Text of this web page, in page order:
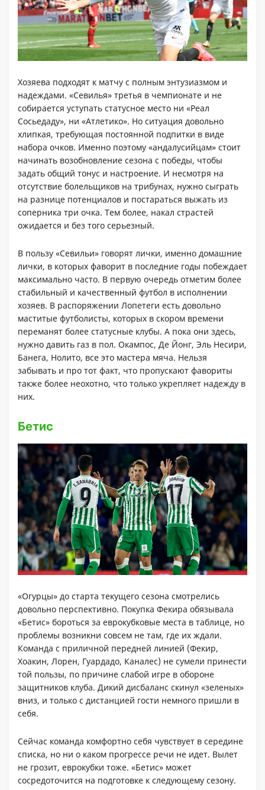
Хозяева подходят к матчу с полным энтузиазмом и
надеждами. «Севилья» третья в чемпионате и не
собирается уступать статусное место ни «Реал
Сосьедаду», ни «Атлетико». Но ситуация довольно
хлипкая, требующая постоянной подпитки в виде
набора очков. Именно поэтому «андалусийцам» стоит
начинать возобновление сезона с победы, чтобы
задать общий тонус и настроение. И несмотря на
отсутствие болельщиков на трибунах, нужно сыграть
на разнице потенциалов и постараться выжать из
соперника три очка. Тем более, накал страстей
ожидается и без того серьезный.
В пользу «Севильи» говорят лички, именно домашние
лички, в которых фаворит в последние годы побеждает
максимально часто. В первую очередь отметим более
стабильный и качественный футбол в исполнении
хозяев. В распоряжении Лопетеги есть довольно
маститые футболисты, которых в скором времени
переманят более статусные клубы. А пока они здесь,
нужно давить газ в пол. Окампос, Де Йонг, Эль Несири,
Банега, Нолито, все это мастера мяча. Нельзя
забывать и про тот факт, что пропускают фавориты
также более неохотно, что только укрепляет надежду в
них.
Бетис
«Огурцы» до старта текущего сезона смотрелись
довольно перспективно. Покупка Фекира обязывала
«Бетис» бороться за еврокубковые места в таблице, но
проблемы возникни совсем не там, где их ждали.
Команда с приличной передней линией (Фекир,
Хоакин, Лорен, Гуардадо, Каналес) не сумели принести
той пользы, по причине слабой игре в обороне
защитников клуба. Дикий дисбаланс скинул «зеленых»
вниз, и только с дистанцией гости немного пришли в
себя.
Сейчас команда комфортно себя чувствует в середине
списка, но ни о каком прогрессе речи не идет. Вылет
не грозит, еврокубки тоже. «Бетис» может
сосредоточится на подготовке к следующему сезону.